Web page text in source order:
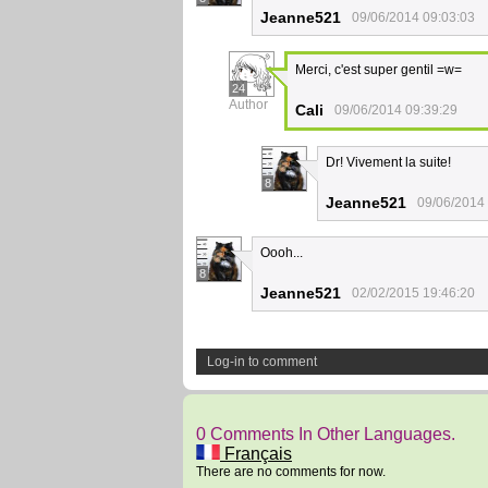
Jeanne521 09/06/2014 09:03:03
24
Author
Merci, c'est super gentil =w=
Cali 09/06/2014 09:39:29
8
Dr! Vivement la suite!
Jeanne521 09/06/2014
8
Oooh...
Jeanne521 02/02/2015 19:46:20
Log-in to comment
0 Comments In Other Languages.
Français
There are no comments for now.